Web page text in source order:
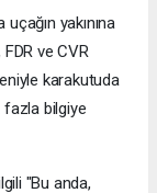
yakınına
ve CVR
karakutuda
fazla bilgiye
"Bu anda,